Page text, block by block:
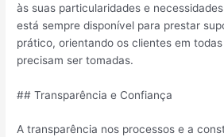
às suas particularidades e
está sempre disponível para prestar
prático, orientando os clientes em
precisam ser tomadas.
## Transparência e Confiança
A transparência nos processos e a